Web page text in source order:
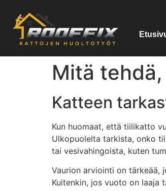
Mitä
Katteen
Kun huomaat, että tiilikatto
Ulkopuolelta tarkista, onko
tai vesivahingoista, kuten
Vaurion arviointi on tärkeää,
Kuitenkin, jos vuoto on laaja